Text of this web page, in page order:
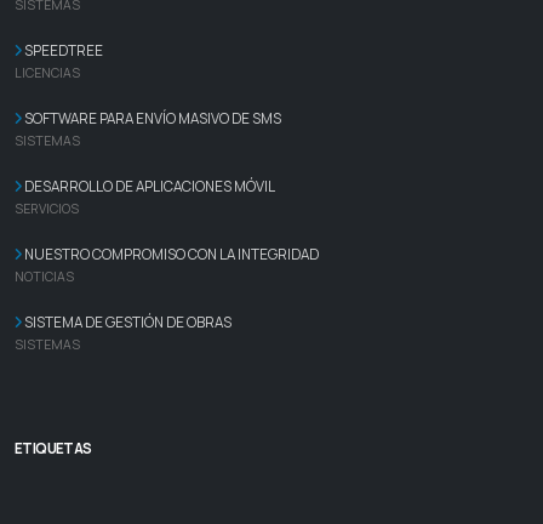
SISTEMAS
SPEEDTREE
LICENCIAS
SOFTWARE PARA ENVÍO MASIVO DE SMS
SISTEMAS
DESARROLLO DE APLICACIONES MÓVIL
SERVICIOS
NUESTRO COMPROMISO CON LA INTEGRIDAD
NOTICIAS
SISTEMA DE GESTIÓN DE OBRAS
SISTEMAS
ETIQUETAS